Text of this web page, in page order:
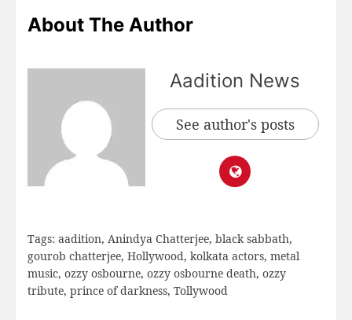
About The Author
Aadition News
See author's posts
Tags: aadition, Anindya Chatterjee, black sabbath,
gourob chatterjee, Hollywood, kolkata actors, metal
music, ozzy osbourne, ozzy osbourne death, ozzy
tribute, prince of darkness, Tollywood